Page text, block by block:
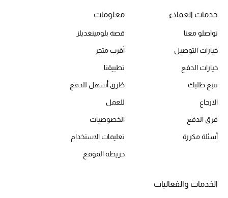
خدمات العملاء
تواصلو معنا
خيارات التوصيل
خيارات الدفع
تتبع طلبك
الارجاع
فرق الدفع
أسئلة مكررة
معلومات
قصة بلومينغديلز
أقرب متجر
تطبيقنا
طُرق أسهل للدفع
للعمل
الخصوصيات
تعليمات الاستخدام
خريطة الموقع
الخدمات والفعاليات